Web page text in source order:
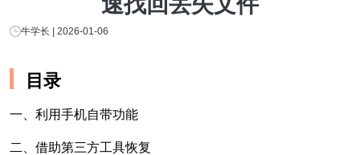
牛学长 | 2026-01-06
目录
一、利用手机自带功能
二、借助第三方工具恢复